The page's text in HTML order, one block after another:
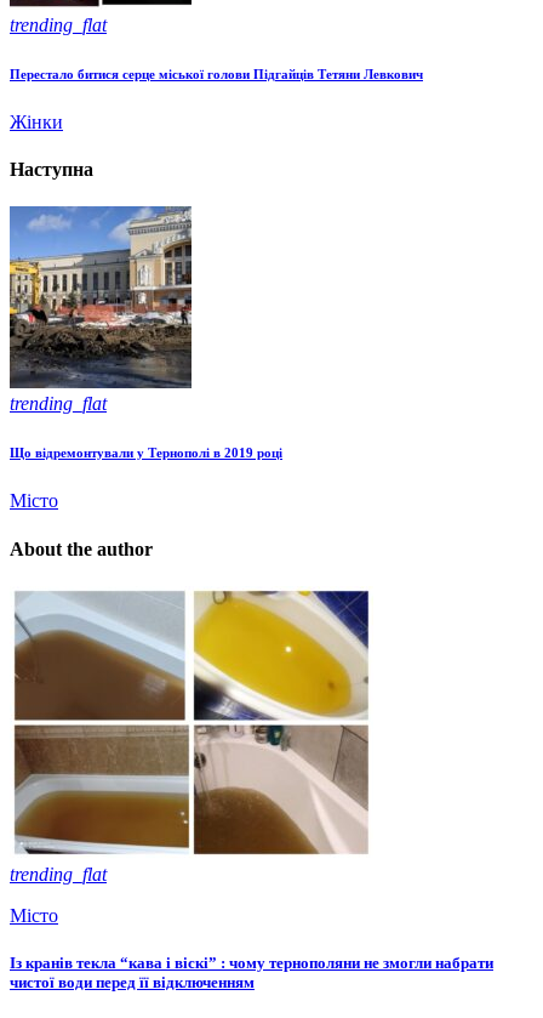
trending_flat
Перестало битися серце міської голови Підгайців Тетяни Левкович
Жінки
Наступна
trending_flat
Що відремонтували у Тернополі в 2019 році
Місто
About the author
trending_flat
Місто
Із кранів текла “кава і віскі” : чому тернополяни не змогли набрати
чистої води перед її відключенням